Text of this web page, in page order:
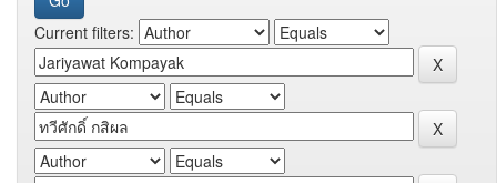
Current filters: